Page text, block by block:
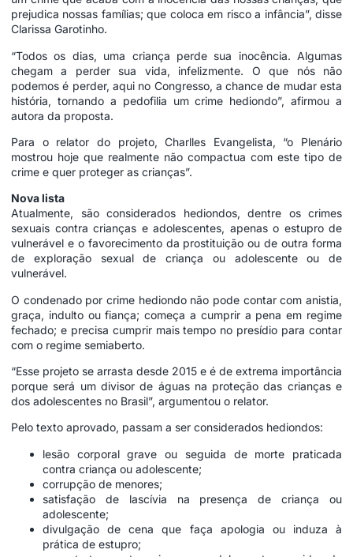
prejudica nossas famílias; que coloca em risco a infância”, disse
Clarissa Garotinho.
“Todos os dias, uma criança perde sua inocência. Algumas
chegam a perder sua vida, infelizmente. O que nós não
podemos é perder, aqui no Congresso, a chance de mudar esta
história, tornando a pedofilia um crime hediondo”, afirmou a
autora da proposta.
Para o relator do projeto, Charlles Evangelista, “o Plenário
mostrou hoje que realmente não compactua com este tipo de
crime e quer proteger as crianças”.
Nova lista
Atualmente, são considerados hediondos, dentre os crimes
sexuais contra crianças e adolescentes, apenas o estupro de
vulnerável e o favorecimento da prostituição ou de outra forma
de exploração sexual de criança ou adolescente ou de
vulnerável.
O condenado por crime hediondo não pode contar com anistia,
graça, indulto ou fiança; começa a cumprir a pena em regime
fechado; e precisa cumprir mais tempo no presídio para contar
com o regime semiaberto.
“Esse projeto se arrasta desde 2015 e é de extrema importância
porque será um divisor de águas na proteção das crianças e
dos adolescentes no Brasil”, argumentou o relator.
Pelo texto aprovado, passam a ser considerados hediondos:
lesão corporal grave ou seguida de morte praticada
contra criança ou adolescente;
corrupção de menores;
satisfação de lascívia na presença de criança ou
adolescente;
divulgação de cena que faça apologia ou induza à
prática de estupro;